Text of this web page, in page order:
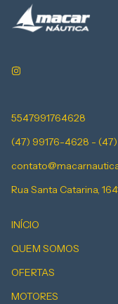
5547991764628
(47) 99176-4628 -
Rua Santa Catarina,
INÍCIO
QUEM SOMOS
OFERTAS
MOTORES